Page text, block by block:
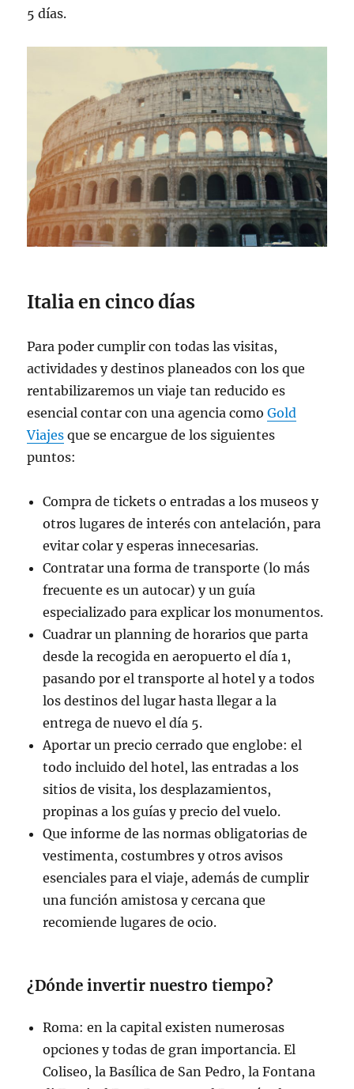
5 días.
Italia en cinco días
Para poder cumplir con todas las visitas,
actividades y destinos planeados con los que
rentabilizaremos un viaje tan reducido es
esencial contar con una agencia comoGold
Viajes que se encargue de los siguientes
puntos:
Compra de tickets o entradas a los museos y
otros lugares de interés con antelación, para
evitar colar y esperas innecesarias.
Contratar una forma de transporte (lo más
frecuente es un autocar) y un guía
especializado para explicar los monumentos.
Cuadrar un planning de horarios que parta
desde la recogida en aeropuerto el día 1,
pasando por el transporte al hotel y a todos
los destinos del lugar hasta llegar a la
entrega de nuevo el día 5.
Aportar un precio cerrado que englobe: el
todo incluido del hotel, las entradas a los
sitios de visita, los desplazamientos,
propinas a los guías y precio del vuelo.
Que informe de las normas obligatorias de
vestimenta, costumbres y otros avisos
esenciales para el viaje, además de cumplir
una función amistosa y cercana que
recomiende lugares de ocio.
¿Dónde invertir nuestro tiempo?
Roma: en la capital existen numerosas
opciones y todas de gran importancia. El
Coliseo, la Basílica de San Pedro, la Fontana